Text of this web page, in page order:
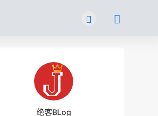
绝客BLog